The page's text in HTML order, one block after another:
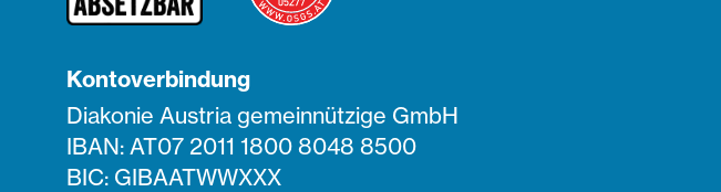
Kontoverbindung
Diakonie Austria gemeinnützige GmbH
IBAN: AT07 2011 1800 8048 8500
BIC: GIBAATWWXXX